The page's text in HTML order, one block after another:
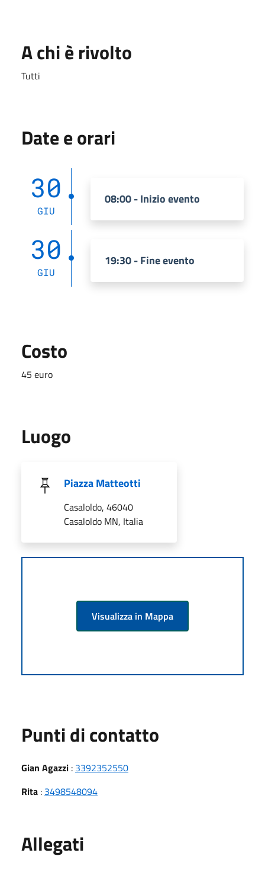
A chi è rivolto
Tutti
Date e orari
30
GIU
08:00 - Inizio evento
30
GIU
19:30 - Fine evento
Costo
45 euro
Luogo
Piazza Matteotti
Casaloldo, 46040
Casaloldo MN, Italia
Visualizza in Mappa
Punti di contatto
Gian Agazzi : 3392352550
Rita : 3498548094
Allegati